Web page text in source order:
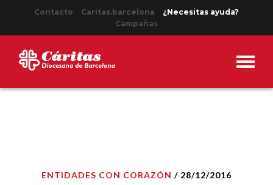
Contacto Caritas.barcelona
¿Necesitas ayuda?
Campañas
ENTIDADES CON CORAZÓN / 28/12/2016